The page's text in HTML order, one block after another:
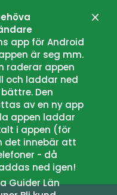
app för Android
är seg mm.
raderar appen
och laddar ned
Den
av en ny app
appen laddar
i appen (för
det innebär att
- då
ned igen!
GuiderLän